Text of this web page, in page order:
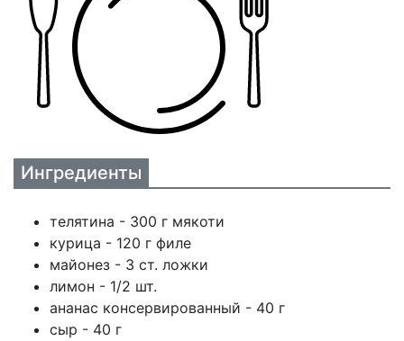
Ингредиенты
телятина - 300 г мякоти
курица - 120 г филе
майонез - 3 ст. ложки
лимон - 1/2 шт.
ананас консервированный - 40 г
сыр - 40 г